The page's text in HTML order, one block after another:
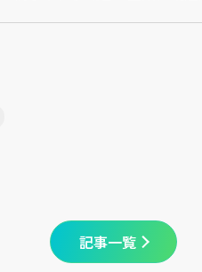
記事一覧